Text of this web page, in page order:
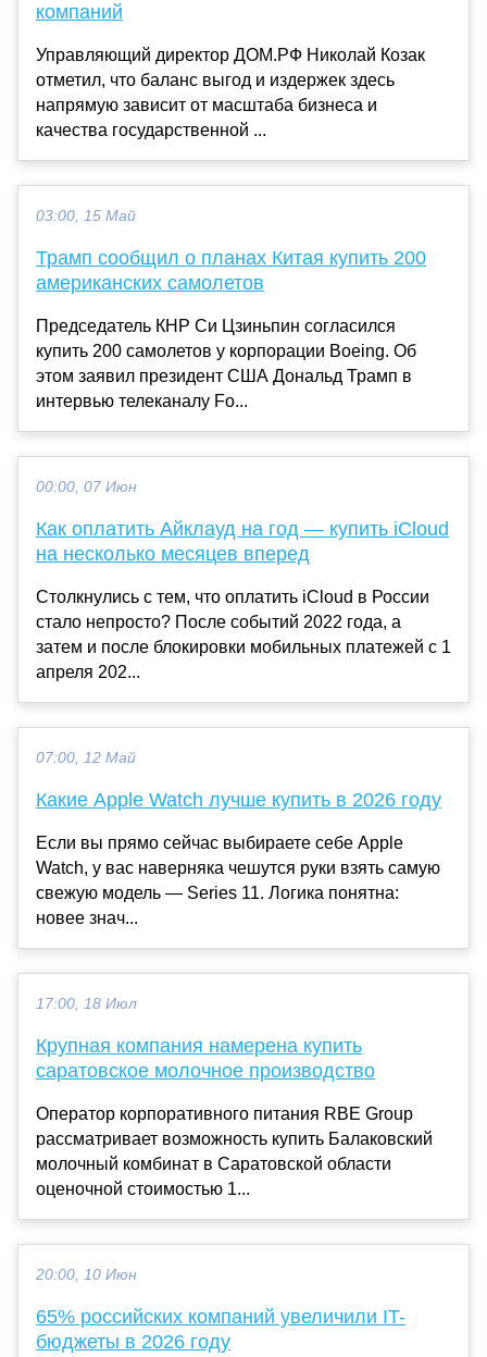
компаний
Управляющий директор ДОМ.РФ Николай Козак
отметил, что баланс выгод и издержек здесь
напрямую зависит от масштаба бизнеса и
качества государственной ...
03:00, 15 Май
Трамп сообщил о планах Китая купить 200
американских самолетов
Председатель КНР Си Цзиньпин согласился
купить 200 самолетов у корпорации Boeing. Об
этом заявил президент США Дональд Трамп в
интервью телеканалу Fo...
00:00, 07 Июн
Как оплатить Айклауд на год — купить iCloud
на несколько месяцев вперед
Столкнулись с тем, что оплатить iCloud в России
стало непросто? После событий 2022 года, а
затем и после блокировки мобильных платежей с 1
апреля 202...
07:00, 12 Май
Какие Apple Watch лучше купить в 2026 году
Если вы прямо сейчас выбираете себе Apple
Watch, у вас наверняка чешутся руки взять самую
свежую модель — Series 11. Логика понятна:
новее знач...
17:00, 18 Июл
Крупная компания намерена купить
саратовское молочное производство
Оператор корпоративного питания RBE Group
рассматривает возможность купить Балаковский
молочный комбинат в Саратовской области
оценочной стоимостью 1...
20:00, 10 Июн
65% российских компаний увеличили IT-
бюджеты в 2026 году